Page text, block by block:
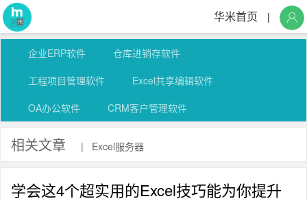
华米首页 |
企业ERP软件
仓库进销存软件
工程项目管理软件
Excel共享编辑软件
OA办公软件
CRM客户管理软件
相关文章 | Excel服务器
学会这4个超实用的Excel技巧能为你提升